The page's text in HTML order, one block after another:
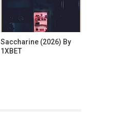
Saccharine (2026) By
1XBET